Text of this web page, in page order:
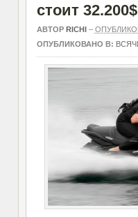
стоит 32.200$
АВТОР RICHI–
ОПУБЛИКОВАНО В: